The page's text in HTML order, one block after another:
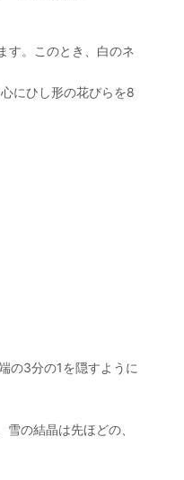
す。このとき、白のネ
にひし形の花びらを8
の3分の1を隠すように
の結晶は先ほどの、